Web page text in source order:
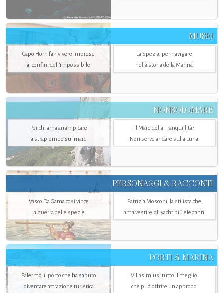
MUSEI
Capo Horn fa rivivere imprese
ai confini dell’impossibile
La Spezia. per navigare
nella storia della Marina
NONSOLOMARE
Per chi ama arrampicare
a strapiombo sul mare
Il Mare della Tranquillità?
Non serve andare sulla Luna
PERSONAGGI & RACCONTI
Vasco Da Gama così vince
la guerra delle spezie
Patrizia Mosconi, la stilista che
ama vestire gli yacht più eleganti
PORTI & MARINA
Palermo, il porto che ha saputo
diventare attrazione turistica
Villasimius, tutto il meglio
che può offrire un approdo